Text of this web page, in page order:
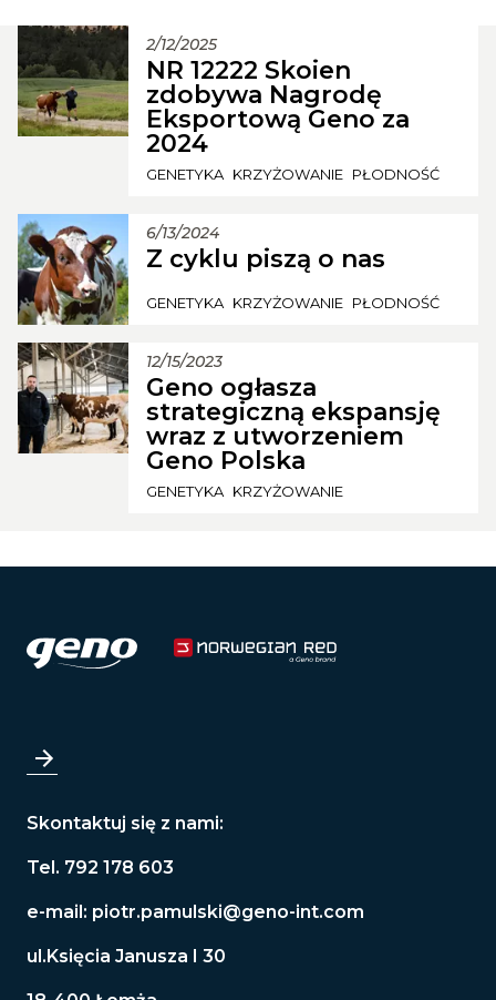
2/12/2025
NR 12222 Skoien
zdobywa Nagrodę
Eksportową Geno za
2024
GENETYKA KRZYŻOWANIE PŁODNOŚĆ
6/13/2024
Z cyklu piszą o nas
GENETYKA KRZYŻOWANIE PŁODNOŚĆ
12/15/2023
Geno ogłasza
strategiczną ekspansję
wraz z utworzeniem
Geno Polska
GENETYKA KRZYŻOWANIE
Skontaktuj się z nami:
Tel. 792 178 603
e-mail: piotr.pamulski@geno-int.com
ul.Księcia Janusza I 30